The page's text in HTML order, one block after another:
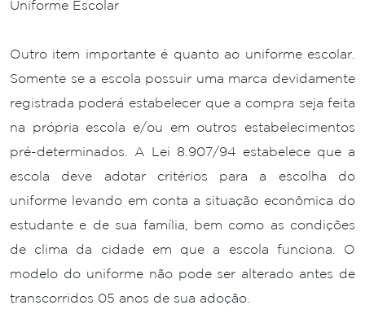
Uniforme Escolar
Outro item importante é quanto ao uniforme escolar.
Somente se a escola possuir uma marca devidamente
registrada poderá estabelecer que a compra seja feita
na própria escola e/ou em outros estabelecimentos
pré-determinados. A Lei 8.907/94 estabelece que a
escola deve adotar critérios para a escolha do
uniforme levando em conta a situação econômica do
estudante e de sua família, bem como as condições
de clima da cidade em que a escola funciona. O
modelo do uniforme não pode ser alterado antes de
transcorridos 05 anos de sua adoção.